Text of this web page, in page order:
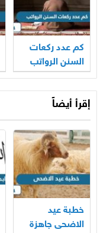
كم عدد ركعات
السنن الرواتب
إقرأ أيضاً
خطبة عيد
الاضحى جاهزة